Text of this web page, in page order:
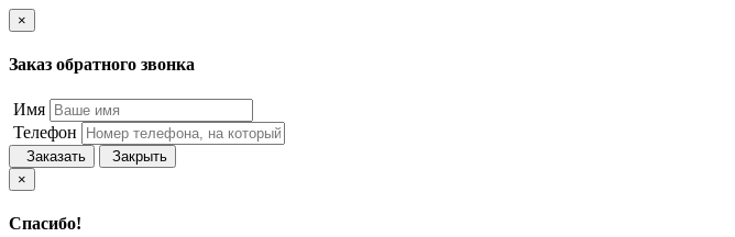
×
Заказ обратного звонка
Имя
Телефон
Заказать
Закрыть
×
Спасибо!